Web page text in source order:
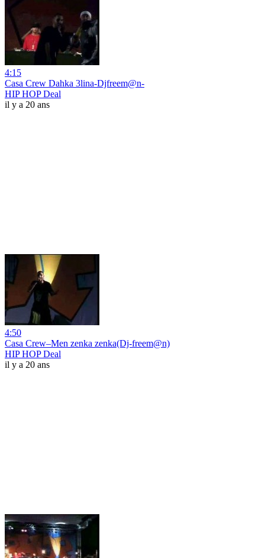
4:15
Casa Crew Dahka 3lina-Djfreem@n-
HIP HOP Deal
il y a 20 ans
4:50
Casa Crew–Men zenka zenka(Dj-freem@n)
HIP HOP Deal
il y a 20 ans